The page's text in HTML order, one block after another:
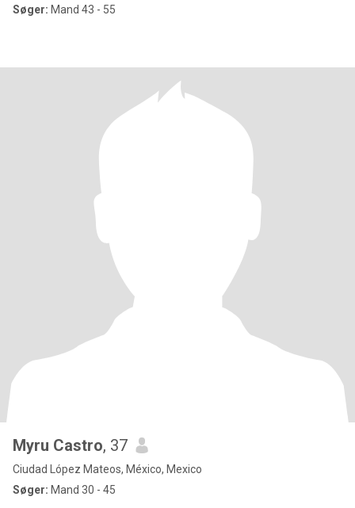
Søger: Mand 43 - 55
Myru Castro, 37
Ciudad López Mateos, México, Mexico
Søger: Mand 30 - 45